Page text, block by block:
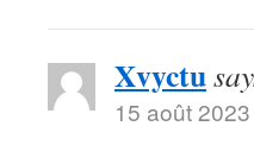
Xvyctu
15 août